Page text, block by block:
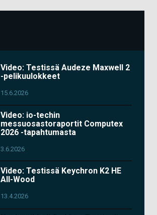
Video: Testissä Audeze Maxwell 2
-pelikuulokkeet
15.6.2026
Video: io-techin
messuosastoraportit Computex
2026 -tapahtumasta
3.6.2026
Video: Testissä Keychron K2 HE
All-Wood
13.4.2026